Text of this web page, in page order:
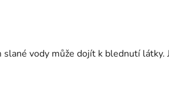
vody může dojít k blednutí látky.